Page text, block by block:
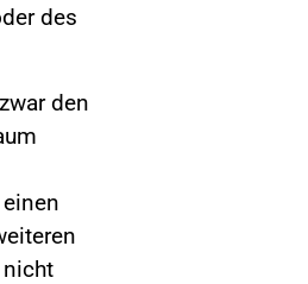
des
den
nicht